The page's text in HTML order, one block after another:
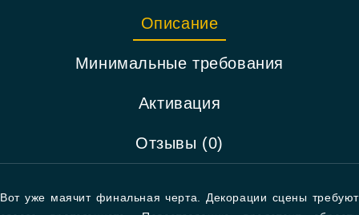
Описание
Минимальные требования
Активация
Отзывы (0)
Вот уже маячит финальная черта. Декорации сцены требуют